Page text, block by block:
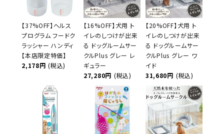
【37%OFF】ヘルス
プログラム フードク
ラッシャー ハンディ
【本店限定特価】
2,178円 (税込)
【16%OFF】犬用 ト
イレのしつけが出来
る ドッグルームサー
クルPlus グレー レ
ギュラー
27,280円 (税込)
【20%OFF】犬用 ト
イレのしつけが出来
る ドッグルームサー
クルPlus グレー ワ
イド
31,680円 (税込)